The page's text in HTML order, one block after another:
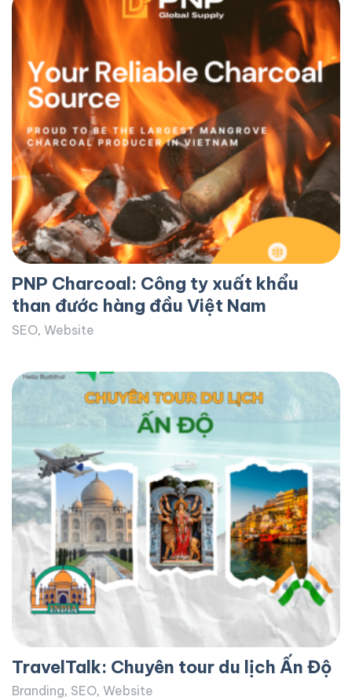
PNP Charcoal: Công ty xuất khẩu
than đước hàng đầu Việt Nam
SEO, Website
TravelTalk: Chuyên tour du lịch Ấn Độ
Branding, SEO, Website